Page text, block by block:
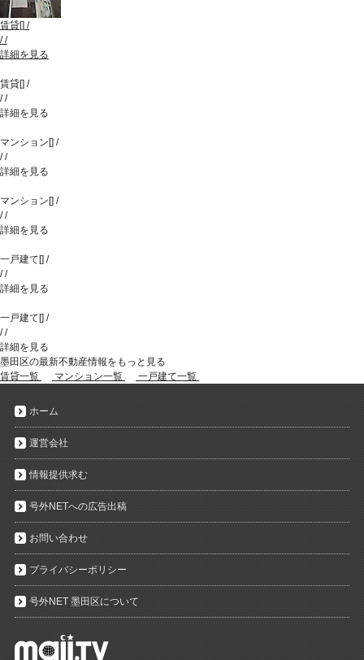
賃貸[] /
//
詳細を見る
賃貸[] /
//
詳細を見る
マンション[] /
//
詳細を見る
マンション[] /
//
詳細を見る
一戸建て[] /
//
詳細を見る
一戸建て[] /
//
詳細を見る
墨田区の最新不動産情報をもっと見る
賃貸一覧
マンション一覧 一戸建て一覧
ホーム
運営会社
情報提供求む
号外NETへの広告出稿
お問い合わせ
プライバシーポリシー
号外NET 墨田区について